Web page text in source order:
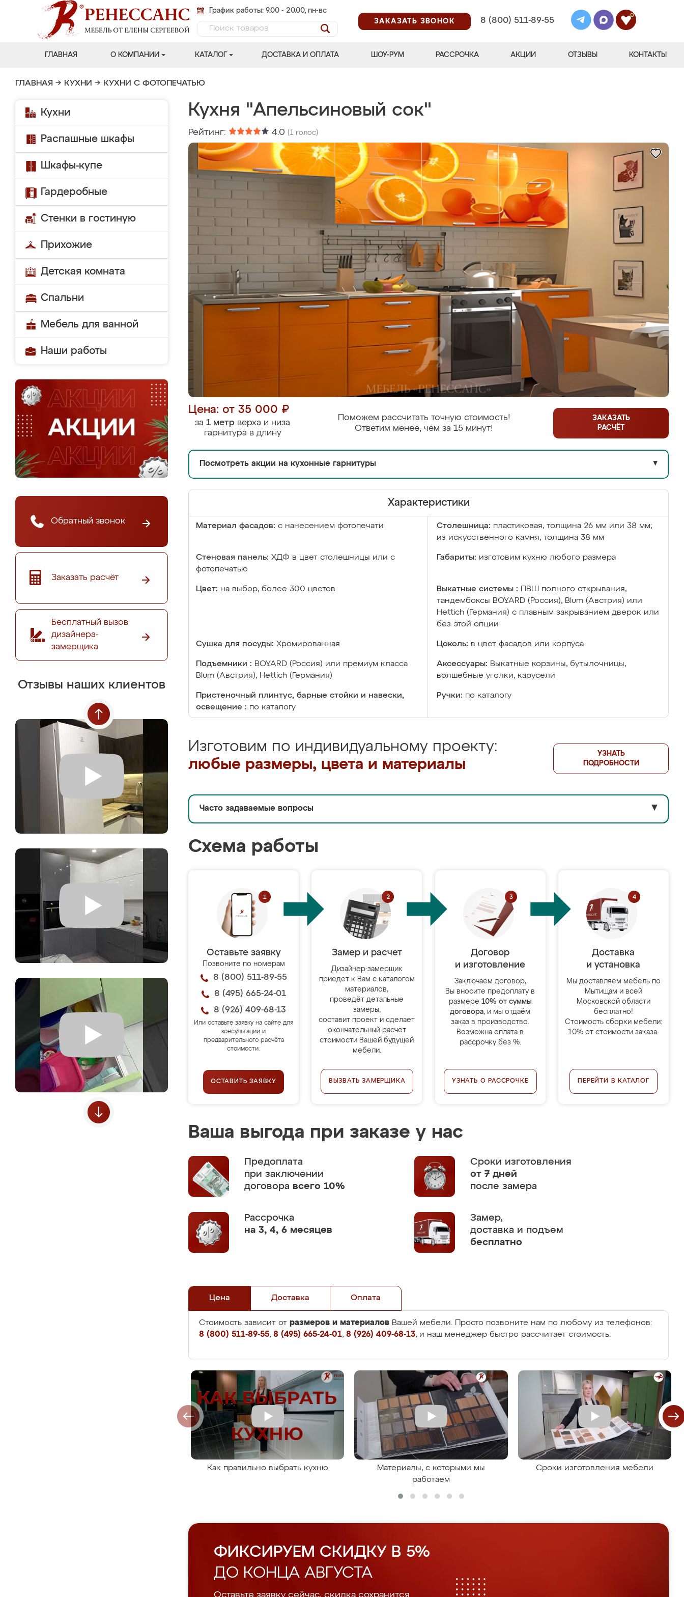
График работы: 9.00 - 20.00, пн-вс
ЗАКАЗАТЬ ЗВОНОК
8 (800) 511-89-55
0
ГЛАВНАЯ О КОМПАНИИ КАТАЛОГ ДОСТАВКА И ОПЛАТА ШОУ-РУМ РАССРОЧКА АКЦИИ ОТЗЫВЫ КОНТАКТЫ
ГЛАВНАЯ → КУХНИ → КУХНИ С ФОТОПЕЧАТЬЮ
Кухни
Распашные шкафы
Шкафы-купе
Гардеробные
Стенки в гостиную
Прихожие
Детская комната
Спальни
Мебель для ванной
Наши работы
Обратный звонок
Заказать расчёт
Бесплатный вызов
дизайнера-
замерщика
Отзывы наших клиентов
Кухня "Апельсиновый сок"
Рейтинг: 4.0 (1 голос)
Цена: от 35 000 ₽
за 1 метр верха и низа
гарнитура в длину
Поможем рассчитать точную стоимость!
Ответим менее, чем за 15 минут!
ЗАКАЗАТЬ
РАСЧЁТ
Посмотреть акции на кухонные гарнитуры ▼
Характеристики
Материал фасадов: с нанесением фотопечати Столешница: пластиковая, толщина 26 мм или 38 мм;
из искусственного камня, толщина 38 мм
Стеновая панель: ХДФ в цвет столешницы или с
фотопечатью
Габариты: изготовим кухню любого размера
Цвет: на выбор, более 300 цветов Выкатные системы :
ПВШ полного открывания,
тандембоксы BOYARD (Россия), Blum (Австрия) или
Hettich (Германия) с плавным закрыванием дверок или
без этой опции
Сушка для посуды: Хромированная Цоколь: в цвет фасадов или корпуса
Подъемники : BOYARD (Россия) или премиум класса
Blum (Австрия), Hettich (Германия)
Аксессуары: Выкатные корзины, бутылочницы,
волшебные уголки, карусели
Пристеночный плинтус, барные стойки и навески,
освещение : по каталогу
Ручки: по каталогу
Изготовим по индивидуальному проекту:
любые размеры, цвета и материалы
УЗНАТЬ
ПОДРОБНОСТИ
Часто задаваемые вопросы ▼
Схема работы
Оставьте заявку
Позвоните по номерам
8 (800) 511-89-55
8 (495) 665-24-01
8 (926) 409-68-13
Или оставьте заявку на сайте для
консультации и
предварительного расчёта
стоимости.
ОСТАВИТЬ ЗАЯВКУ
Замер и расчет
Дизайнер-замерщик
приедет к Вам с каталогом
материалов,
проведёт детальные
замеры,
составит проект и сделает
окончательный расчёт
стоимости Вашей будущей
мебели.
ВЫЗВАТЬ ЗАМЕРЩИКА
Договор
и изготовление
Заключаем договор,
Вы вносите предоплату в
размере 10% от суммы
договора, и мы отдаём
заказ в производство.
Возможна оплата в
рассрочку без %.
УЗНАТЬ О РАССРОЧКЕ
Доставка
и установка
Мы доставляем мебель по
Мытищам и всей
Московской области
бесплатно!
Стоимость сборки мебели:
10% от стоимости заказа.
ПЕРЕЙТИ В КАТАЛОГ
Ваша выгода при заказе у нас
Предоплата
при заключении
договора всего 10%
Сроки изготовления
от 7 дней
после замера
Рассрочка
на 3, 4, 6 месяцев
Замер,
доставка и подъем
бесплатно
Цена Доставка Оплата
Стоимость зависит от размеров и материалов Вашей мебели. Просто позвоните нам по любому из телефонов:
8 (800) 511-89-55, 8 (495) 665-24-01, 8 (926) 409-68-13, и наш менеджер быстро рассчитает стоимость.
Как правильно выбрать кухню
Материалы, с которыми мы
работаем
Сроки изготовления мебели
ФИКСИРУЕМ СКИДКУ В 5%
ДО КОНЦА АВГУСТА
Оставьте заявку сейчас, скидка сохранится.